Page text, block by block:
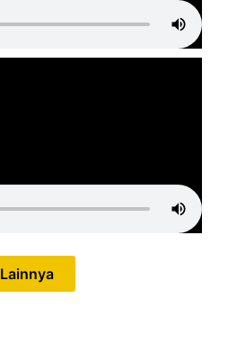
Lainnya